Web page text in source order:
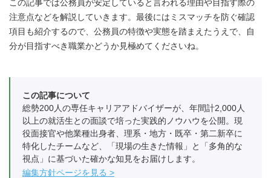
この記事では公務員が安定していると言われる理由や目指す際の
注意点などを解説していきます。最後にはミスマッチを防ぐ確認
項目も紹介するので、公務員の特徴や実態を踏まえたうえで、自
分が目指すべき職業かどうか見極めてくださいね。
この記事について
総勢200人の専任キャリアアドバイザーが、年間計2,000人
以上の就活生との面談で培った実践的ノウハウを公開。現
役面接官や他業種出身者、理系・地方・既卒・第二新卒に
特化したチームなど、「現場の生きた情報」と「多角的な
視点」に基づいた確かな知見をお届けします。
編集方針ページを見る